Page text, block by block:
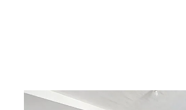
NANCY 54